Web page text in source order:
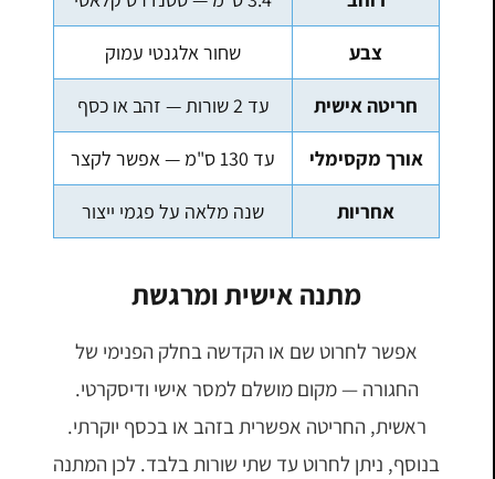
צבע שחור אלגנטי עמוק
חריטה אישית עד 2 שורות — זהב או כסף
אורך מקסימלי עד 130 ס"מ — אפשר לקצר
אחריות שנה מלאה על פגמי ייצור
מתנה אישית ומרגשת
אפשר לחרוט שם או הקדשה בחלק הפנימי של
החגורה — מקום מושלם למסר אישי ודיסקרטי.
ראשית, החריטה אפשרית בזהב או בכסף יוקרתי.
בנוסף, ניתן לחרוט עד שתי שורות בלבד. לכן המתנה